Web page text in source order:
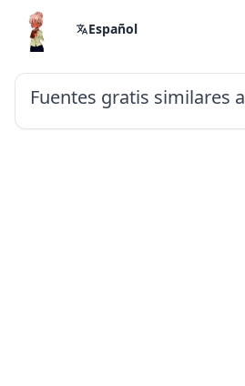
Español
Fuentes gratis similares a